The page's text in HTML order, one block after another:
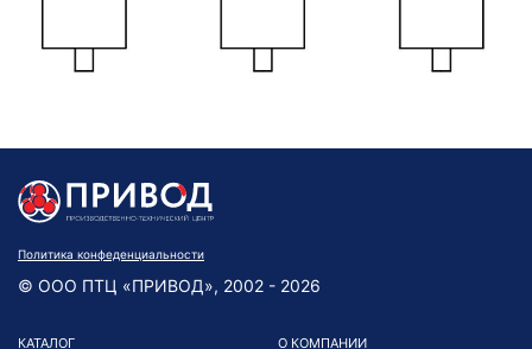
Политика конфеденциальности
© ООО ПТЦ «ПРИВОД», 2002 - 2026
КАТАЛОГ
О КОМПАНИИ